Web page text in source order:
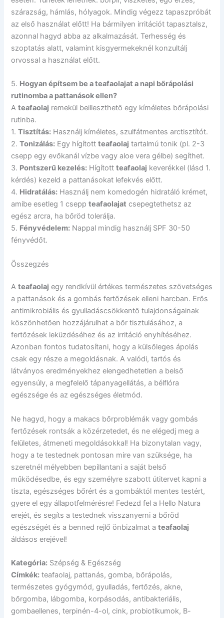
szárazság, hámlás, hólyagok. Mindig végezz tapaszpróbát
az első használat előtt! Ha bármilyen irritációt tapasztalsz,
azonnal hagyd abba az alkalmazását. Terhesség és
szoptatás alatt, valamint kisgyermekeknél konzultálj
orvossal a használat előtt.
5. Hogyan építsem be a teafaolajat a napi bőrápolási
rutinomba a pattanások ellen?
Ateafaolaj remekül beilleszthető egy kíméletes bőrápolási
rutinba.
1.Tisztítás: Használj kíméletes, szulfátmentes arctisztítót.
2.Tonizálás: Egy hígítottteafaolaj tartalmú tonik (pl. 2-3
csepp egy evőkanál vízbe vagy aloe vera gélbe) segíthet.
3. Pontszerű kezelés: Hígítottteafaolaj keverékkel (lásd 1.
kérdés) kezeld a pattanásokat lefekvés előtt.
4. Hidratálás: Használj nem komedogén hidratáló krémet,
amibe esetleg 1 cseppteafaolajat csepegtethetsz az
egész arcra, ha bőröd tolerálja.
5. Fényvédelem: Nappal mindig használj SPF 30-50
fényvédőt.
Összegzés
Ateafaolaj egy rendkívül értékes természetes szövetséges
a pattanások és a gombás fertőzések elleni harcban. Erős
antimikrobiális és gyulladáscsökkentő tulajdonságainak
köszönhetően hozzájárulhat a bőr tisztulásához, a
fertőzések leküzdéséhez és az irritáció enyhítéséhez.
Azonban fontos tudatosítani, hogy a külsőleges ápolás
csak egy része a megoldásnak. A valódi, tartós és
látványos eredményekhez elengedhetetlen a belső
egyensúly, a megfelelő tápanyagellátás, a bélflóra
egészsége és az egészséges életmód.
Ne hagyd, hogy a makacs bőrproblémák vagy gombás
fertőzések rontsák a közérzetedet, és ne elégedj meg a
felületes, átmeneti megoldásokkal! Ha bizonytalan vagy,
hogy a te testednek pontosan mire van szüksége, ha
szeretnél mélyebben bepillantani a saját belső
működésedbe, és egy személyre szabott útitervet kapni a
tiszta, egészséges bőrért és a gombáktól mentes testért,
gyere el egy állapotfelmérésre! Fedezd fel a Hello Natura
erejét, és segíts a testednek visszanyerni a bőröd
egészségét és a benned rejlő önbizalmat ateafaolaj
áldásos erejével!
Kategória: Szépség & Egészség
Címkék: teafaolaj, pattanás, gomba, bőrápolás,
természetes gyógymód, gyulladás, fertőzés, akne,
bőrgomba, lábgomba, korpásodás, antibakteriális,
gombaellenes, terpinén-4-ol, cink, probiotikumok, B-